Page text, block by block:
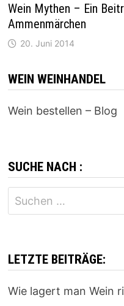
Wein Mythen – Ein
Ammenmärchen
20. Juni 2014
WEIN WEINHANDEL
Wein bestellen – Blog
SUCHE NACH :
Suchen
nach:
LETZTE BEITRÄGE:
Wie lagert man Wein